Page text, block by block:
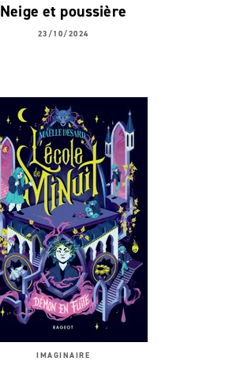
Neige et poussière
23/10/2024
IMAGINAIRE